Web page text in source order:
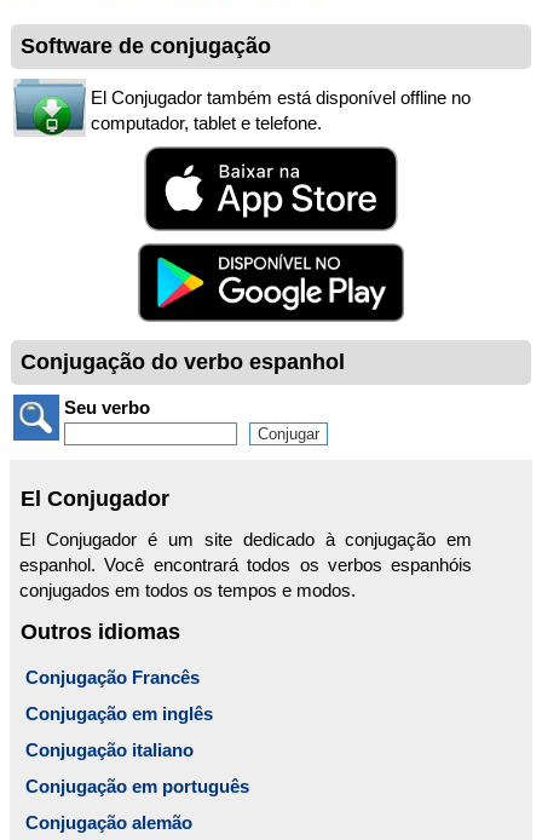
Software de conjugação
El Conjugador também está disponível offline no
computador, tablet e telefone.
Conjugação do verbo espanhol
Seu verbo
El Conjugador
El Conjugador é um site dedicado à conjugação em
espanhol. Você encontrará todos os verbos espanhóis
conjugados em todos os tempos e modos.
Outros idiomas
Conjugação Francês
Conjugação em inglês
Conjugação italiano
Conjugação em português
Conjugação alemão